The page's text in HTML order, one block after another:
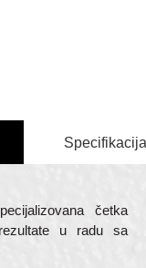
Specifikacija
četka
u radu sa